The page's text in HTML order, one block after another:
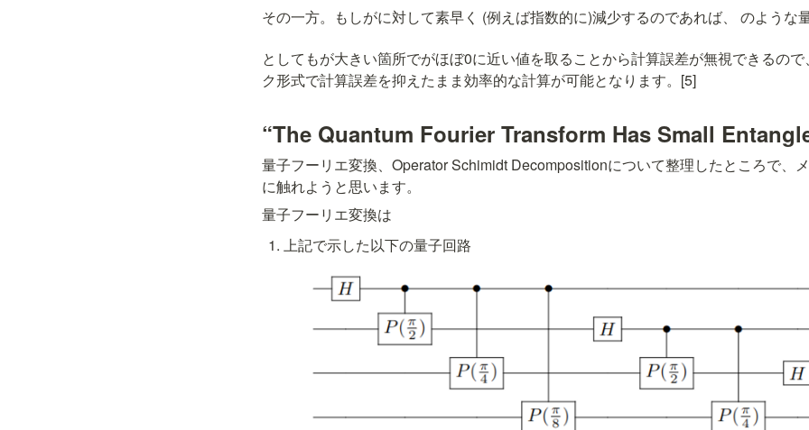
その一方。もしがに対して素早く (例えば指数的に)減少するのであれば、
のような
としてもが大きい箇所でがほぼ0に近い値を取ることから計算誤差が無視できるの
ク形式で計算誤差を抑えたまま効率的な計算が可能となります。[5]
“The Quantum Fourier Transform Has Small
量子フーリエ変換、Operator Schimidt Decompositionについて整理したところで、
に触れようと思います。
量子フーリエ変換は
上記で示した以下の量子回路